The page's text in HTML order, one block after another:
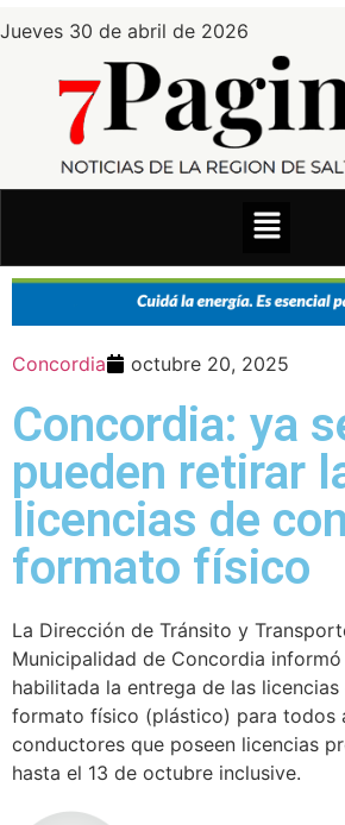
Jueves 30 de abril de 2026
Concordia octubre 20, 2025
Concordia: ya
pueden retirar
licencias de
formato físico
La Dirección de Tránsito y
Municipalidad de Concordia
habilitada la entrega de las
formato físico (plástico) para todos
conductores que poseen licencias
hasta el 13 de octubre inclusive.